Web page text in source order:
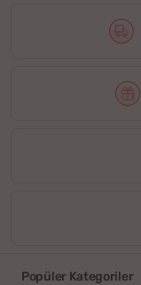
Popüler Kategoriler